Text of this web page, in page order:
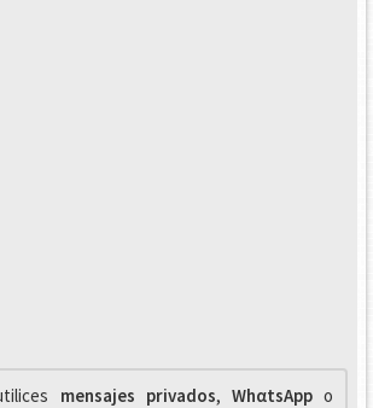
mensajes privados, WhαtsAppo